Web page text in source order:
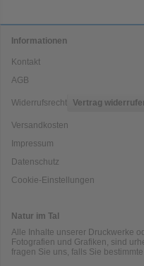
Informationen
Kontakt
AGB
Widerrufsrecht Vertrag
Versandkosten
Impressum
Datenschutz
Cookie-Einstellungen
Natur im Tal
Alle Inhalte unserer Druckwerke
Fotografien und Grafiken, sind
fragen Sie uns, falls Sie